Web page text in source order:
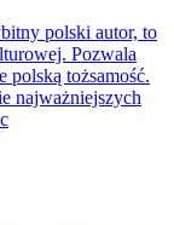
polski autor, to
Pozwala
polską tożsamość.
najważniejszych